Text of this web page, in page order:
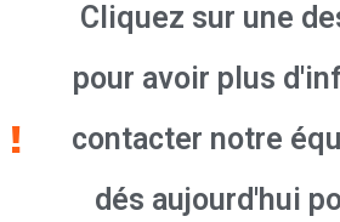
Cliquez sur une
pour avoir plus
contacter notre
dés aujourd'hui